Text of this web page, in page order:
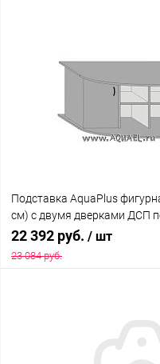
Подставка AquaPlus
см) с двумя дверками ДСП
собранная, подходит для
22 392 руб. / шт
23 084 руб.